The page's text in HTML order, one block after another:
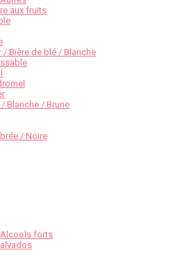
aux fruits
/ Bière de blé / Blanche
Blanche / Brune
/ Noire
forts